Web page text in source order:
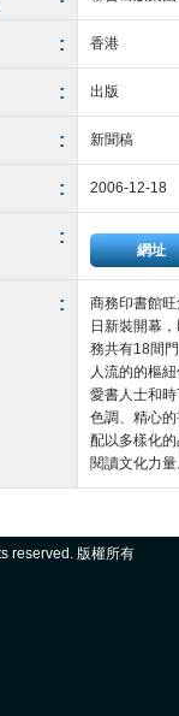
: 香港
: 出版
: 新聞稿
: 2006-12-18
:
網址
:
商務印書館
日新裝開幕
務共有18間
人流的的樞
愛書人士和
色調、精心
配以多樣化
閱讀文化力量
reserved. 版權所有